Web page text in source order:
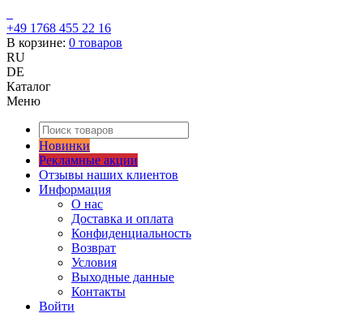
+49 1768 455 22 16
В корзине: 0 товаров
RU
DE
Каталог
Меню
Новинки
Рекламные акции
Отзывы наших клиентов
Информация
О нас
Доставка и оплата
Конфиденциальность
Возврат
Условия
Выходные данные
Контакты
Войти